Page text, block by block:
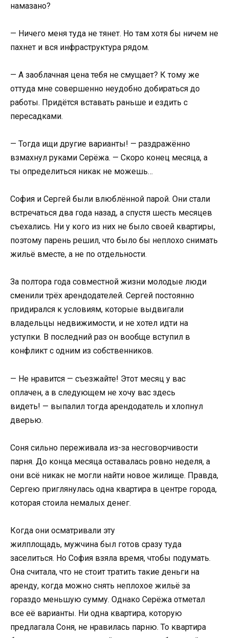
намазано?
— Ничего меня туда не тянет. Но там хотя бы ничем не
пахнет и вся инфраструктура рядом.
— А заоблачная цена тебя не смущает? К тому же
оттуда мне совершенно неудобно добираться до
работы. Придётся вставать раньше и ездить с
пересадками.
— Тогда ищи другие варианты! — раздражённо
взмахнул руками Серёжа. — Скоро конец месяца, а
ты определиться никак не можешь…
София и Сергей были влюблённой парой. Они стали
встречаться два года назад, а спустя шесть месяцев
съехались. Ни у кого из них не было своей квартиры,
поэтому парень решил, что было бы неплохо снимать
жильё вместе, а не по отдельности.
За полтора года совместной жизни молодые люди
сменили трёх арендодателей. Сергей постоянно
придирался к условиям, которые выдвигали
владельцы недвижимости, и не хотел идти на
уступки. В последний раз он вообще вступил в
конфликт с одним из собственников.
— Не нравится — съезжайте! Этот месяц у вас
оплачен, а в следующем не хочу вас здесь
видеть! — выпалил тогда арендодатель и хлопнул
дверью.
Соня сильно переживала из-за несговорчивости
парня. До конца месяца оставалась ровно неделя, а
они всё никак не могли найти новое жилище. Правда,
Сергею приглянулась одна квартира в центре города,
которая стоила немалых денег.
Когда они осматривали эту
жилплощадь, мужчина был готов сразу туда
заселиться. Но София взяла время, чтобы подумать.
Она считала, что не стоит тратить такие деньги на
аренду, когда можно снять неплохое жильё за
гораздо меньшую сумму. Однако Серёжа отметал
все её варианты. Ни одна квартира, которую
предлагала Соня, не нравилась парню. То квартира